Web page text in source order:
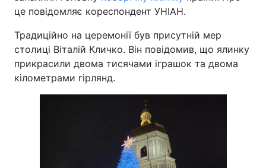
це повідомляє кореспондент УНІАН.
Традиційно на церемонії був присутній мер
столиці Віталій Кличко. Він повідомив, що ялинку
прикрасили двома тисячами іграшок та двома
кілометрами гірлянд.